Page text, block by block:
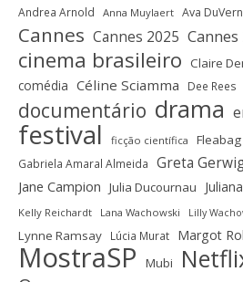
Andrea Arnold Anna Muylaert Ava
Cannes Cannes 2025 Cannes
cinema brasileiro Claire
comédia Céline Sciamma Dee Rees
documentário drama
festival ficção científica Fleabag
Gabriela Amaral Almeida Greta
Jane Campion Julia Ducournau
Kelly Reichardt Lana Wachowski Lilly
Lynne Ramsay Lúcia Murat Margot
MostraSP Mubi